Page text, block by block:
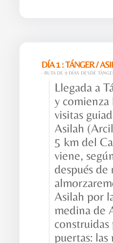
DÍA 1 : TÁNGER /
- RUTA DE 9 DÍAS DESDE
Llegada a
y
visitas
Asilah
5 km del
viene,
después de
Asilah por
medina de
puertas: